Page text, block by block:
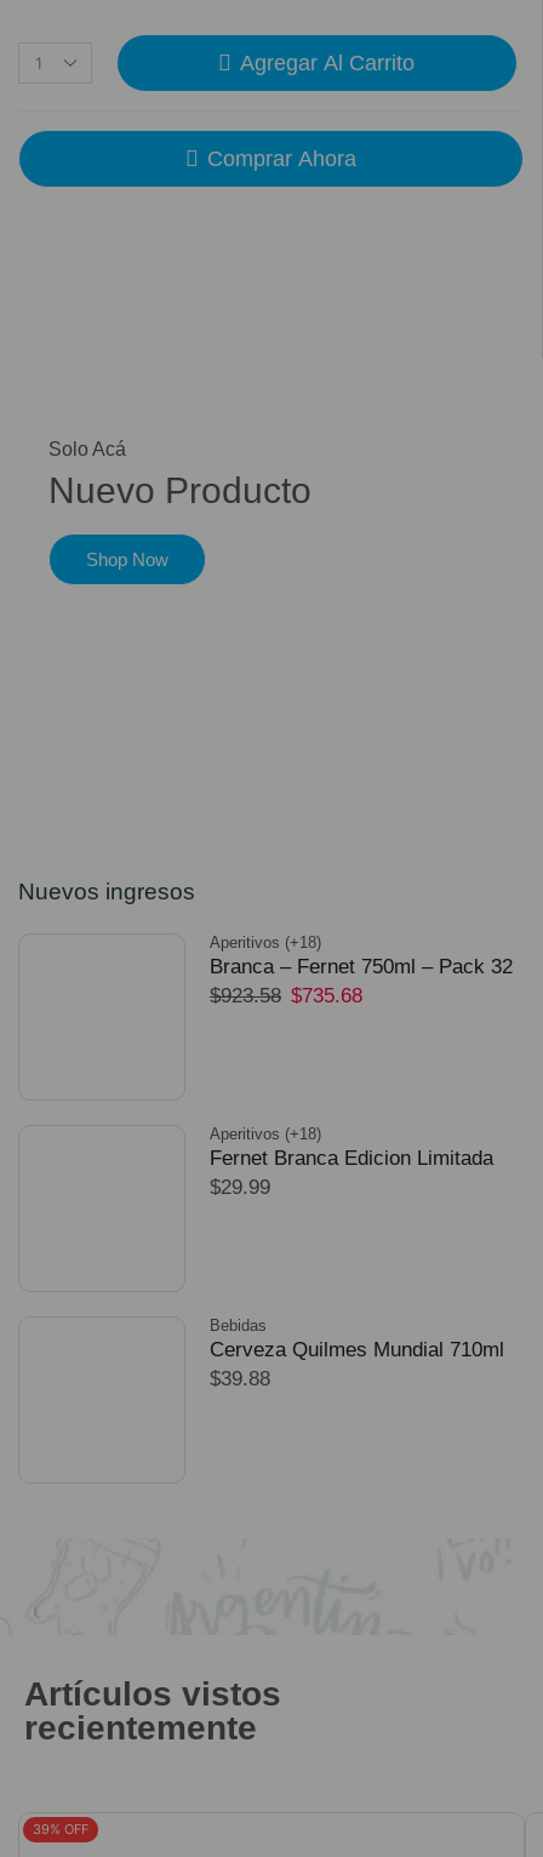
Agregar Al Carrito
Comprar Ahora
Solo Acá
Nuevo Producto
Shop Now
Nuevos ingresos
Aperitivos (+18)
Branca – Fernet 750ml – Pack 32
Unidades
$923.58 $735.68
Aperitivos (+18)
Fernet Branca Edicion Limitada
Dorado Mundial
$29.99
Bebidas
Cerveza Quilmes Mundial 710ml
packX4
$39.88
Artículos vistos
recientemente
39% OFF